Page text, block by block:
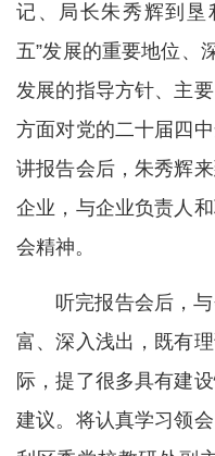
记、局长朱秀辉到垦
五”发展的重要地位、
发展的指导方针、主
方面对党的二十届四
讲报告会后，朱秀辉
企业，与企业负责人
会精神。
听完报告会后，
富、深入浅出，既有
际，提了很多具有建
建议。将认真学习领